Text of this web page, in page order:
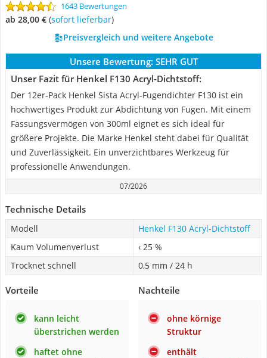
1643 Bewertungen
ab 28,00 € ( Sofort lieferbar)
Preisvergleich und weitere Angebote
Unsere Bewertung: SEHR GUT
Unser Fazit für Henkel F130 Acryl-Dichtstoff:
Der 12er-Pack Henkel Sista Acryl-Fugendichter F130 ist ein
hochwertiges Produkt zur Abdichtung von Fugen. Mit einem
Fassungsvermögen von 300ml eignet es sich ideal für
größere Projekte. Die Marke Henkel steht dabei für Qualität
und Zuverlässigkeit. Ein unverzichtbares Werkzeug für
professionelle Anwendungen.
07/2026
Technische Details
Modell
Henkel F130 Acryl-Dichtstoff
Kaum Volumenverlust
‹ 25 %
Trocknet schnell
0,5 mm / 24 h
Vorteile
kann leicht
überstrichen werden
haftet ohne
Nachteile
ohne körnige
Struktur
enthält